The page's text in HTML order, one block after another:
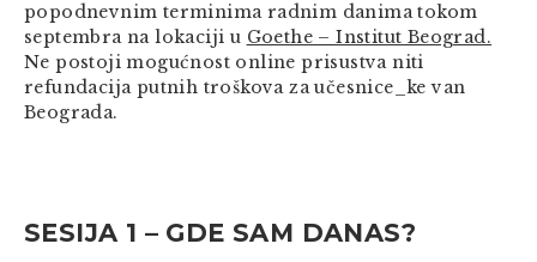
popodnevnim terminima radnim danima tokom
septembra na lokaciji u Goethe – Institut Beograd.
Ne postoji mogućnost online prisustva niti
refundacija putnih troškova za učesnice_ke van
Beograda.
SESIJA 1 – GDE SAM DANAS?